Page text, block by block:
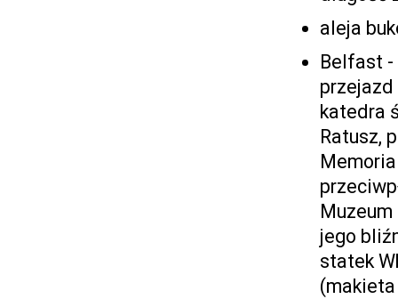
aleja
Belfast -
katedra
Ratusz,
jego
statek